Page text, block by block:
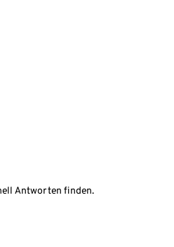
Antworten finden.